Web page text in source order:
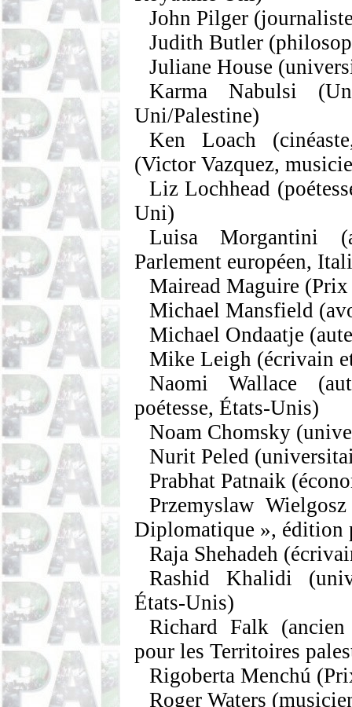
JohnPilger
Judith Butler
Juliane House
Karma Nabulsi
Uni/Palestine)
KenLoach
(VictorVazquez,
LizLochhead
Uni)
LuisaMorgantini
Parlement européen,
Mairead Maguire (Prix
Michael Mansfield
Michael Ondaatje
Mike Leigh (écrivain
Naomi Wallace
poétesse, États-Unis)
Noam Chomsky
Nurit Peled
Prabhat Patnaik
Przemyslaw Wielgosz
Diplomatique », édition
Raja Shehadeh
RashidKhalidi
États-Unis)
Richard Falk
pour les Territoires
RigobertaMenchú
Roger Waters